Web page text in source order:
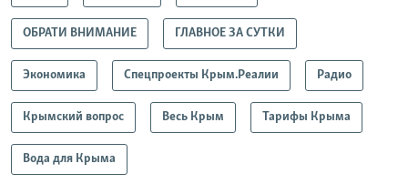
ОБРАТИ ВНИМАНИЕ ГЛАВНОЕ ЗА СУТКИ
Экономика Спецпроекты Крым.Реалии Радио
Крымский вопрос Весь Крым Тарифы Крыма
Вода для Крыма